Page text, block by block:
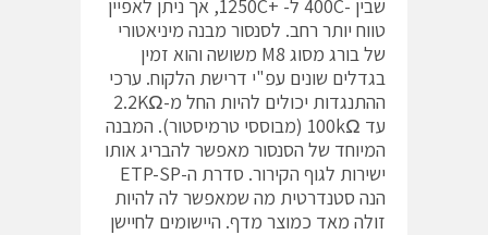
שבין -400C ל- +1250C, אך ניתן לאפיין
טווח יותר רחב. לסנסור מבנה מיניאטורי
של בורג מסוג M8 משושה והוא זמין
בגדלים שונים עפ"י דרישת הלקוח. ערכי
ההתנגדות יכולים להיות החל מ-2.2KΩ
עד 100kΩ (מבוססי טרמיסטור). המבנה
המיוחד של הסנסור מאפשר להבריג אותו
ישירות לגוף הקירור. סדרת ה-ETP-SP
הנה סטנדרטית מה שמאפשר לה להיות
זולה מאד כמוצר מדף. היישומים לחיישן